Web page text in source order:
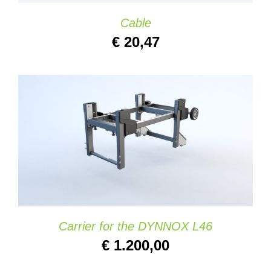
Cable
€20,47
AGGIUNGI AL CARRELLO
/
Carrier for the DYNNOX L46
€ 1.200,00